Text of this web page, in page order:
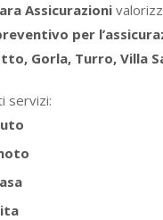
Assicurazioni
per
Gorla, Turro, Villa
servizi: